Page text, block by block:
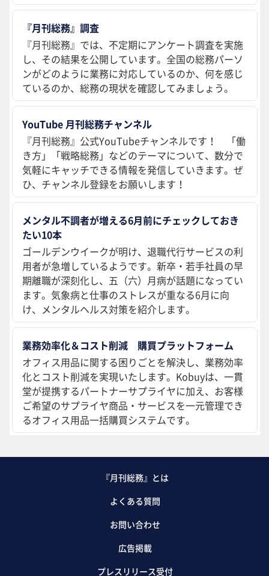
『月刊総務』調査
『月刊総務』では、不定期にアンケート調査を実施
し、その結果を公開しています。全国の総務パーソ
ンがどのように業務に対応しているのか、何を感じ
ているのか、総務の現状を確認してみましょう。
YouTube 月刊総務チャンネル
『月刊総務』公式YouTubeチャンネルです！ 「働
き方」「戦略総務」などのテーマについて、数分で
気軽にキャッチできる情報を発信していきます。ぜ
ひ、チャンネル登録をお願いします！
メンタル不調者が増える6月前にチェックしておき
たい10本
ゴールデンウイークが明け、退職代行サービスの利
用者が急増しているようです。新卒・若手社員の早
期離職が深刻化し、五（六）月病が話題になってい
ます。気象病と仕事のストレスが重なる6月に向
け、メンタルヘルス対策を紹介します。
業務効率化＆コスト削減 購買プラットフォーム
オフィス用品に関する困りごとを解決し、業務効率
化とコスト削減を実現いたします。Kobuyは、一貫
堂が提携するパートナーサプライヤに加え、お客様
ご希望のサプライヤ商品・サービスを一元管理でき
るオフィス用品一括購買システムです。
『月刊総務』とは
よくある質問
お問い合わせ
広告掲載
プレスリリース受付